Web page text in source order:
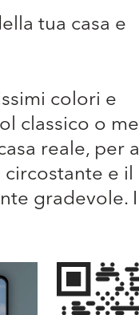
tua casa e
colori e
classico o
reale, per
e il
gradevole.